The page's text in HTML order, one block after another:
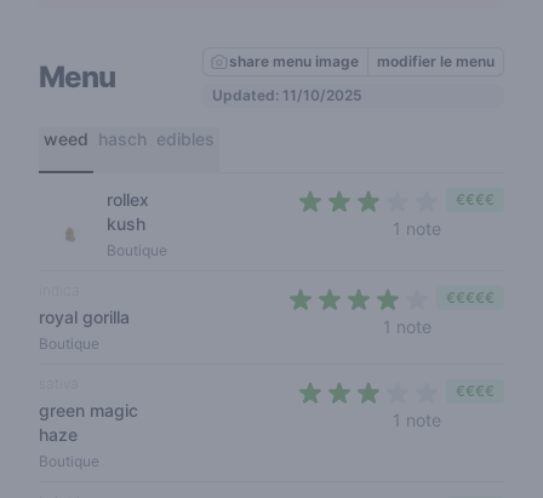
Menu share menu image
modifier le menu
Updated: 11/10/2025
weed hasch edibles
rollex
kush
Boutique
1 note
€€€€
royal gorilla
Boutique
1 note
€€€€€
green magic
haze
Boutique
1 note
€€€€